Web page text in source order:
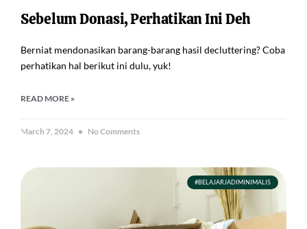
Sebelum Donasi, Perhatikan Ini Deh
Berniat mendonasikan barang-barang hasil decluttering? Coba
perhatikan hal berikut ini dulu, yuk!
READ MORE »
March 7, 2024 No Comments
#BELAJARJADIMINIMALIS